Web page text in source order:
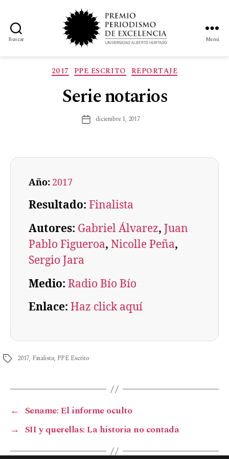
Buscar Menú
2017 PPE ESCRITO REPORTAJE
Serie notarios
diciembre 1, 2017
Año: 2017
Resultado: Finalista
Autores: Gabriel Álvarez, Juan
Pablo Figueroa, Nicolle Peña
Sergio Jara
Medio: Radio Bío Bío
Enlace: Haz click aquí
2017, Finalista, PPE Escrito
← Sename: El informe oculto
→ SII y querellas: La historia no contada